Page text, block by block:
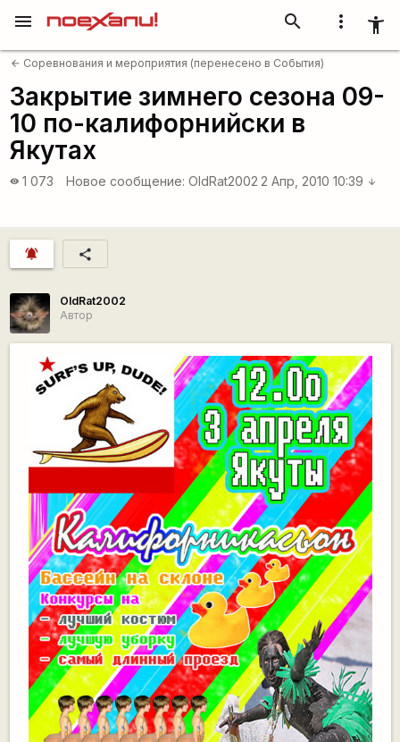
more_vert accessibility_new
search
menu
arrow_back Соревнования и мероприятия (перенесено в События)
Закрытие зимнего сезона 09-
10 по-калифорнийски в
Якутах
visibility 1 073 Новое сообщение: OldRat2002 2 Апр, 2010 10:39 arrow_downward
notifications_active share
OldRat2002
Автор